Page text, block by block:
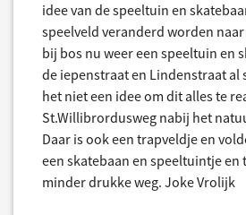
idee van de speeltuin en
speelveld veranderd worden
bij bos nu weer een speeltuin en
de iepenstraat en Lindenstraat al
het niet een idee om dit alles te
St.Willibrordusweg nabij het
Daar is ook een trapveldje en
een skatebaan en speeltuintje en
minder drukke weg. Joke Vrolijk